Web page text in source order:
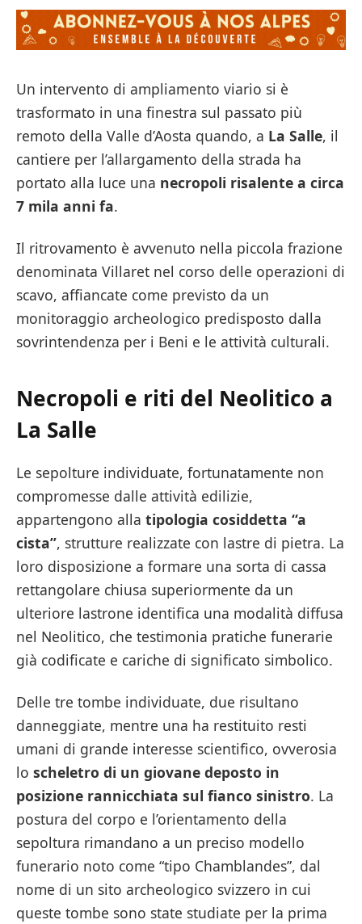
Un intervento di ampliamento viario si è
trasformato in una finestra sul passato più
remoto della Valle d’Aosta quando, a La Salle, il
cantiere per l’allargamento della strada ha
portato alla luce una necropoli risalente a circa
7 mila anni fa.
Il ritrovamento è avvenuto nella piccola frazione
denominata Villaret nel corso delle operazioni di
scavo, affiancate come previsto da un
monitoraggio archeologico predisposto dalla
sovrintendenza per i Beni e le attività culturali.
Necropoli e riti del Neolitico a
La Salle
Le sepolture individuate, fortunatamente non
compromesse dalle attività edilizie,
appartengono alla tipologia cosiddetta “a
cista”, strutture realizzate con lastre di pietra. La
loro disposizione a formare una sorta di cassa
rettangolare chiusa superiormente da un
ulteriore lastrone identifica una modalità diffusa
nel Neolitico, che testimonia pratiche funerarie
già codificate e cariche di significato simbolico.
Delle tre tombe individuate, due risultano
danneggiate, mentre una ha restituito resti
umani di grande interesse scientifico, ovverosia
lo scheletro di un giovane deposto in
posizione rannicchiata sul fianco sinistro. La
postura del corpo e l’orientamento della
sepoltura rimandano a un preciso modello
funerario noto come “tipo Chamblandes”, dal
nome di un sito archeologico svizzero in cui
queste tombe sono state studiate per la prima